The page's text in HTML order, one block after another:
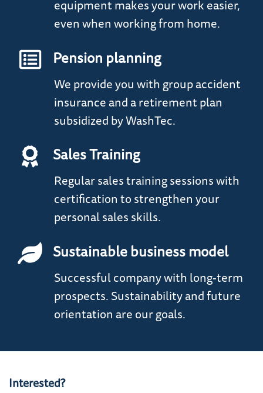
equipment makes your work easier,
even when working from home.
Pension planning
We provide you with group accident
insurance and a retirement plan
subsidized by WashTec.
Sales Training
Regular sales training sessions with
certification to strengthen your
personal sales skills.
Sustainable business model
Successful company with long-term
prospects. Sustainability and future
orientation are our goals.
Interested?